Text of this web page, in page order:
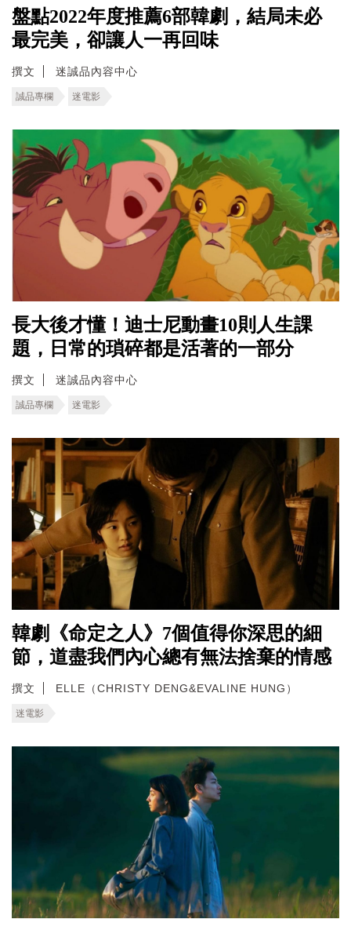
盤點2022年度推薦6部韓劇，結局未必
最完美，卻讓人一再回味
撰文 迷誠品內容中心
誠品專欄 迷電影
長大後才懂！迪士尼動畫10則人生課
題，日常的瑣碎都是活著的一部分
撰文 迷誠品內容中心
誠品專欄 迷電影
韓劇《命定之人》7個值得你深思的細
節，道盡我們內心總有無法捨棄的情感
撰文 ELLE（CHRISTY DENG&EVALINE HUNG）
迷電影